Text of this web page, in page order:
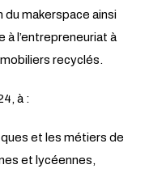
du makerspace ainsi
à l’entrepreneuriat à
recyclés.
à :
et les métiers de
et lycéennes,